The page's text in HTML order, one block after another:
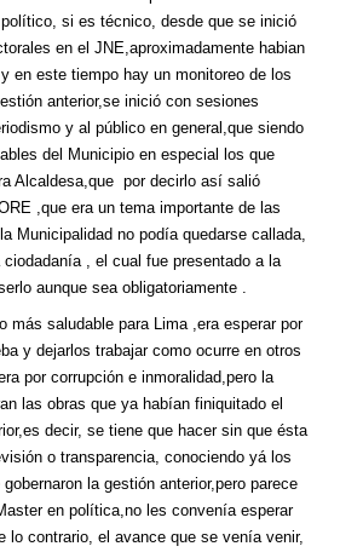
si es técnico, desde que se inició
en el JNE,aproximadamente habian
en este tiempo hay un monitoreo de los
anterior,se inició con sesiones
y al público en general,que siendo
del Municipio en especial los que
Alcaldesa,que por decirlo así salió
,que era un tema importante de las
Municipalidad no podía quedarse callada,
, el cual fue presentado a la
aunque sea obligatoriamente .
más saludable para Lima ,era esperar por
y dejarlos trabajar como ocurre en otros
por corrupción e inmoralidad,pero la
las obras que ya habían finiquitado el
decir, se tiene que hacer sin que ésta
o transparencia, conociendo yá los
la gestión anterior,pero parece
en política,no les convenía esperar
lo contrario, el avance que se venía venir,